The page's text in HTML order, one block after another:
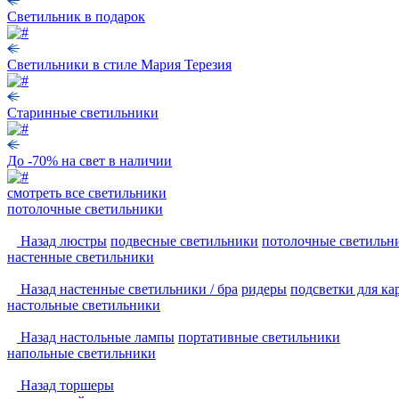
Светильник в подарок
Светильники в стиле Мария Терезия
Старинные светильники
До -70% на свет в наличии
смотреть все светильники
потолочные светильники
Назад люстры подвесные светильники потолочные
настенные светильники
Назад настенные светильники / бра ридеры подсветки для
настольные светильники
Назад настольные лампы портативные светильники
напольные светильники
Назад торшеры